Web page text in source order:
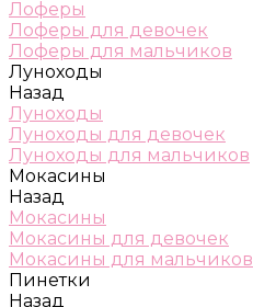
Лоферы
Лоферы для девочек
Лоферы для мальчиков
Луноходы
Назад
Луноходы
Луноходы для девочек
Луноходы для мальчиков
Мокасины
Назад
Мокасины
Мокасины для девочек
Мокасины для мальчиков
Пинетки
Назад